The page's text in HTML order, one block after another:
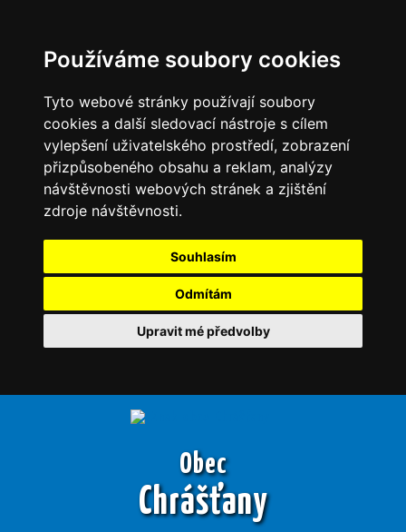
Používáme soubory cookies
Tyto webové stránky používají soubory
cookies a další sledovací nástroje s cílem
vylepšení uživatelského prostředí, zobrazení
přizpůsobeného obsahu a reklam, analýzy
návštěvnosti webových stránek a zjištění
zdroje návštěvnosti.
Souhlasím
Odmítám
Upravit mé předvolby
Obec
Chrášťany